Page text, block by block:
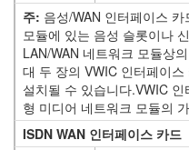
주: 음성/WAN 인터페이스
모듈에 있는 음성 슬롯이나
LAN/WAN 네트워크 모듈상
대 두 장의 VWIC 인터페이
설치될 수 있습니다.VWIC
형 미디어 네트워크 모듈의
ISDN WAN 인터페이스 카드